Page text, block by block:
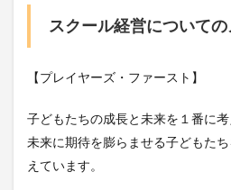
スクール経営について
【プレイヤーズ・ファースト】
子どもたちの成長と未来を１番に
未来に期待を膨らませる子どもた
えています。